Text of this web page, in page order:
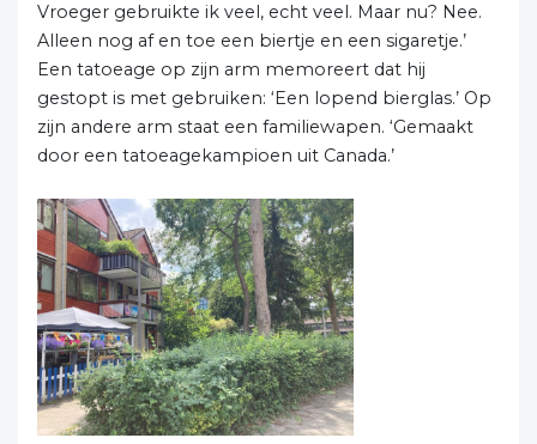
Vroeger gebruikte ik veel, echt veel. Maar nu? Nee.
Alleen nog af en toe een biertje en een sigaretje.’
Een tatoeage op zijn arm memoreert dat hij
gestopt is met gebruiken: ‘Een lopend bierglas.’ Op
zijn andere arm staat een familiewapen. ‘Gemaakt
door een tatoeagekampioen uit Canada.’